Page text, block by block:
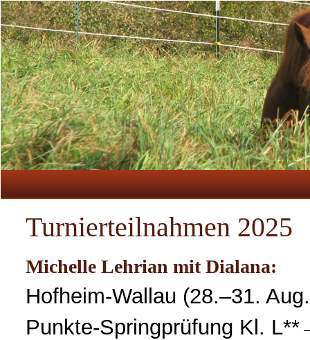
Turnierteilnahmen 2025
Michelle Lehrian mit Dialana:
Hofheim-Wallau (28.–31.
Punkte-Springprüfung Kl.